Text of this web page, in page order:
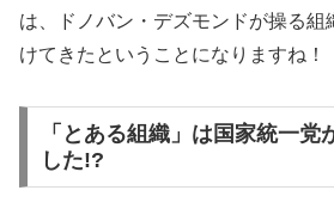
は、ドノバン・デズモンドが操る組
けてきたということになりますね！
「とある組織」は国家統一党
した!?